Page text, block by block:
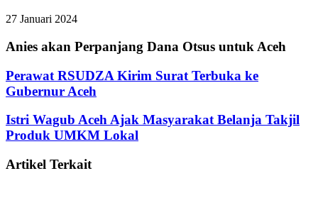
27 Januari 2024
Anies akan Perpanjang Dana Otsus untuk Aceh
Perawat RSUDZA Kirim Surat Terbuka ke
Gubernur Aceh
Istri Wagub Aceh Ajak Masyarakat Belanja Takjil
Produk UMKM Lokal
Artikel Terkait